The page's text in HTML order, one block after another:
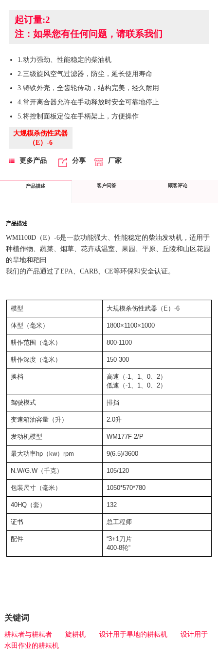
起订量:2
注：如果您有任何问题，请联系我们
1.动力强劲、性能稳定的柴油机
2.三级旋风空气过滤器，防尘，延长使用寿命
3.铸铁外壳，全齿轮传动，结构完美，经久耐用
4.常开离合器允许在手动释放时安全可靠地停止
5.将控制面板定位在手柄架上，方便操作
大规模杀伤性武器
（E）-6
更多产品 分享 厂家
产品描述 客户问答 顾客评论
产品描述
WM1100D（E）-6是一款功能强大、性能稳定的柴油发动机，适用于
种植作物、蔬菜、烟草、花卉或温室、果园、平原、丘陵和山区花园
的旱地和稻田
我们的产品通过了EPA、CARB、CE等环保和安全认证。
模型 大规模杀伤性武器（E）-6
体型（毫米） 1800×1100×1000
耕作范围（毫米） 800-1100
耕作深度（毫米） 150-300
换档
高速（-1、1、0、2）
低速（-1、1、0、2）
驾驶模式 排挡
变速箱油容量（升） 2.0升
发动机模型 WM177F-2/P
最大功率hp（kw）rpm 9(6.5)/3600
N.W/G.W（千克） 105/120
包装尺寸（毫米） 1050*570*780
40HQ（套） 132
证书 总工程师
配件
“3+1刀片
400-8轮“
关键词
耕耘者与耕耘者 旋耕机 设计用于旱地的耕耘机
设计用于
水田作业的耕耘机